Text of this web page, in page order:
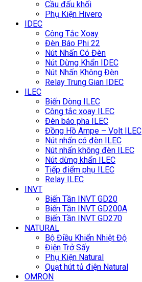
Cầu đấu khối
Phụ Kiện Hivero
IDEC
Công Tắc Xoay
Đèn Báo Phi 22
Nút Nhấn Có Đèn
Nút Dừng Khẩn IDEC
Nút Nhấn Không Đèn
Relay Trung Gian IDEC
ILEC
Biến Dòng ILEC
Công tắc xoay ILEC
Đèn báo pha ILEC
Đồng Hồ Ampe – Volt ILEC
Nút nhấn có đèn ILEC
Nút nhấn không đèn ILEC
Nút dừng khẩn ILEC
Tiếp điểm phụ ILEC
Relay ILEC
INVT
Biến Tần INVT GD20
Biến Tần INVT GD200A
Biến Tần INVT GD270
NATURAL
Bộ Điều Khiển Nhiệt Độ
Điện Trở Sấy
Phụ Kiện Natural
Quạt hút tủ điện Natural
OMRON